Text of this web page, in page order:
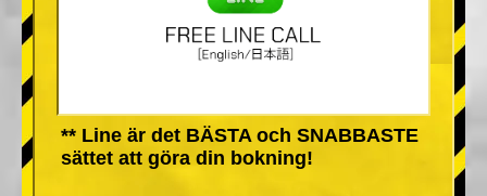
** Line är det BÄSTA och SNABBASTE
sättet att göra din bokning!